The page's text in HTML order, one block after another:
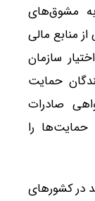
مشوق‌های
منابع مالی
سازمان
حمایت
صادرات
حمایت‌ها را
در کشورهای